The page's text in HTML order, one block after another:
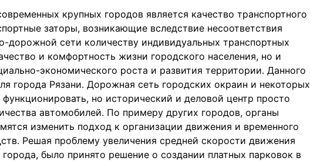
крупных городов является качество транспортного
заторы, возникающие вследствие несоответствия
дорожной сети количеству индивидуальных транспортных
и комфортность жизни городского населения, но и
экономического роста и развития территории. Данного
города Рязани. Дорожная сеть городских окраин и некоторых
но исторический и деловой центр просто
автомобилей. По примеру других городов, органы
изменить подход к организации движения и временного
Решая проблему увеличения средней скорости движения
города, было принято решение о создании платных парковок в